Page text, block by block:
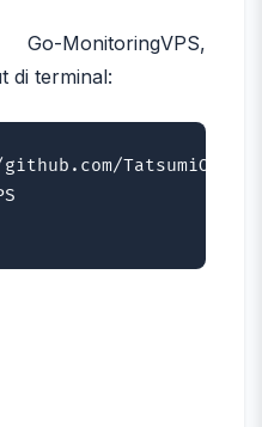
MonitoringVPS,
di terminal: